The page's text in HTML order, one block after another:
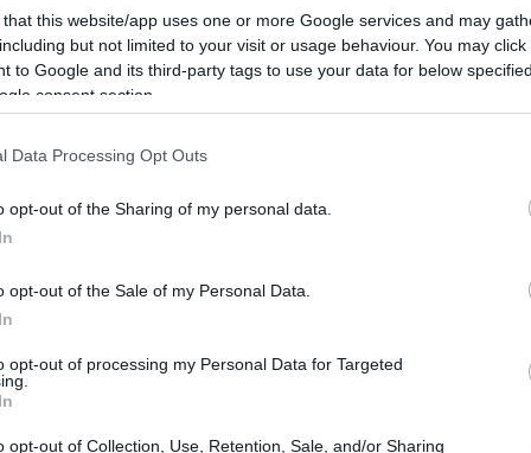
that this website/app uses one or more Google services and may
but not limited to your visit or usage behaviour. You may
to Google and its third-party tags to use your data for below
consent section.
Data Processing Opt Outs
opt-out of the Sharing of my personal data.
opt-out of the Sale of my Personal Data.
opt-out of processing my Personal Data for Targeted
opt-out of Collection, Use, Retention, Sale, and/or Sharing
Knighta na jednostavnu borbu tankom i
Knightovi se susreću na nekoliko mjesta u igri
pobijediti, ali kada je Engvall dostupan da to učini lakim,
nježno meso batina ;-)
build. Moje oružje za blisku borbu je Guardian's
za daljinsku borbu su Longbow i Shortbow. Bio sam na
li se to općenito prikladnim, ali težina igre mi se
način igre, ali i ne toliko težak da ću satima biti
ga i pretplatite se naYouTube u, što ga čini totalno
inspirirana ovom borbom s